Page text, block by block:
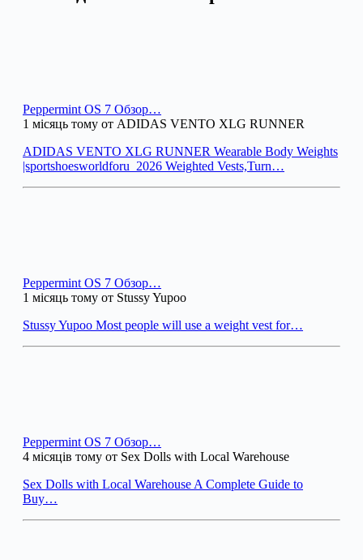
Peppermint OS 7 Обзор…
1 місяць тому от ADIDAS VENTO XLG RUNNER
ADIDAS VENTO XLG RUNNER Wearable Body Weights
|sportshoesworldforu_2026 Weighted Vests,Turn…
Peppermint OS 7 Обзор…
1 місяць тому от Stussy Yupoo
Stussy Yupoo Most people will use a weight vest for…
Peppermint OS 7 Обзор…
4 місяців тому от Sex Dolls with Local Warehouse
Sex Dolls with Local Warehouse A Complete Guide to
Buy…